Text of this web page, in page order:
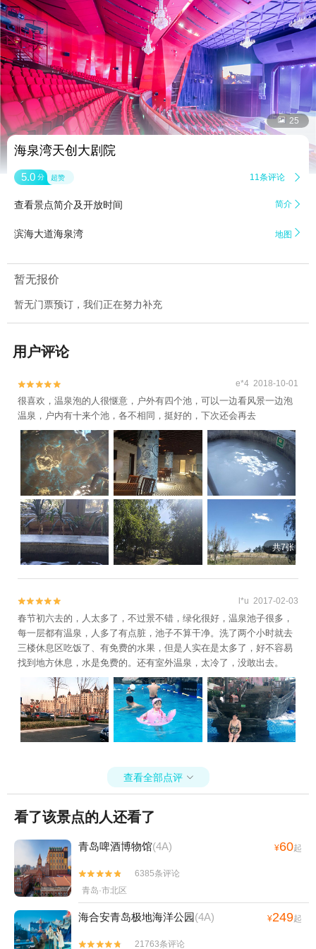
 25
海泉湾天创大剧院
5.0 分 超赞 11条评论 
查看景点简介及开放时间 简介 
滨海大道海泉湾 地图 
暂无报价
暂无门票预订，我们正在努力补充
用户评论

 e*4 2018-10-01
很喜欢，温泉泡的人很惬意，户外有四个池，可以一边看风景一边泡
温泉，户内有十来个池，各不相同，挺好的，下次还会再去
共7张

 l*u 2017-02-03
春节初六去的，人太多了，不过景不错，绿化很好，温泉池子很多，
每一层都有温泉，人多了有点脏，池子不算干净。洗了两个小时就去
三楼休息区吃饭了、有免费的水果，但是人实在是太多了，好不容易
找到地方休息，水是免费的。还有室外温泉，太冷了，没敢出去。
查看全部点评 
看了该景点的人还看了
青岛啤酒博物馆(4A) ¥60起


6385条评论
青岛·市北区
海合安青岛极地海洋公园(4A) ¥249起

 21763条评论
